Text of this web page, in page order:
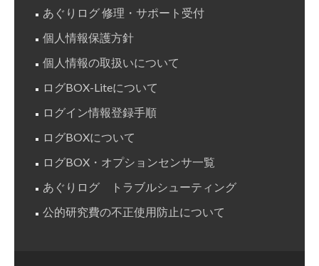
あぐりログ 修理・サポート受付
個人情報保護方針
個人情報の取扱いについて
ログBOX-Liteについて
ログイン情報登録手順
ログBOXについて
ログBOX・オプションセンサ一覧
あぐりログ トラブルシューティング
公的研究費の不正使用防止について